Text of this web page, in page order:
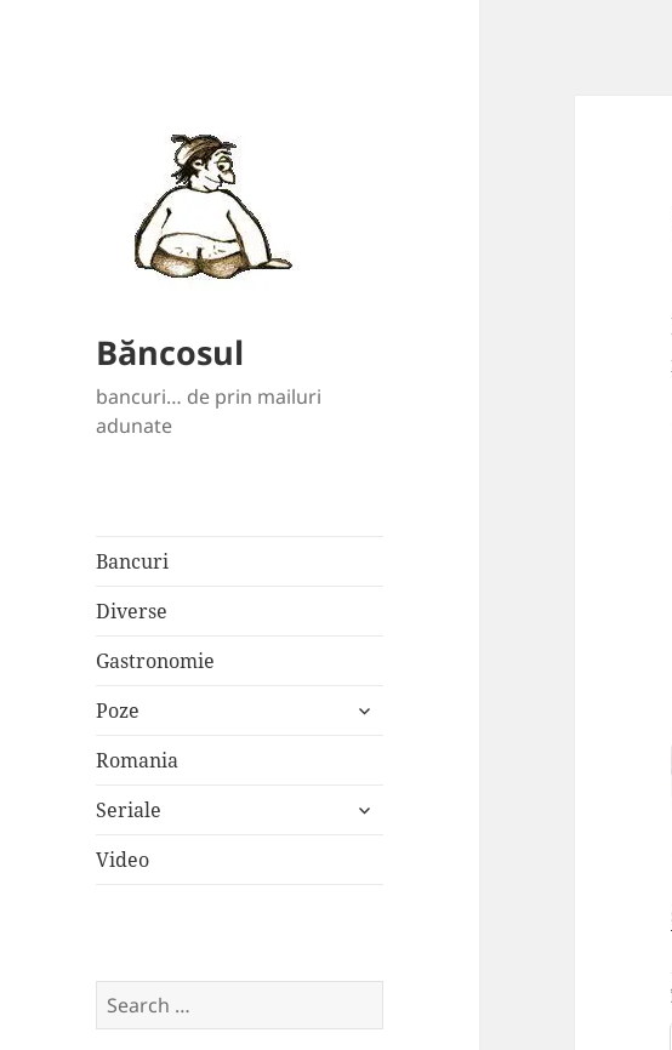
Băncosul
bancuri… de prin mailuri
adunate
Bancuri
Diverse
Gastronomie
Poze
expand
Romania
Seriale
expand
Video
Search
for: